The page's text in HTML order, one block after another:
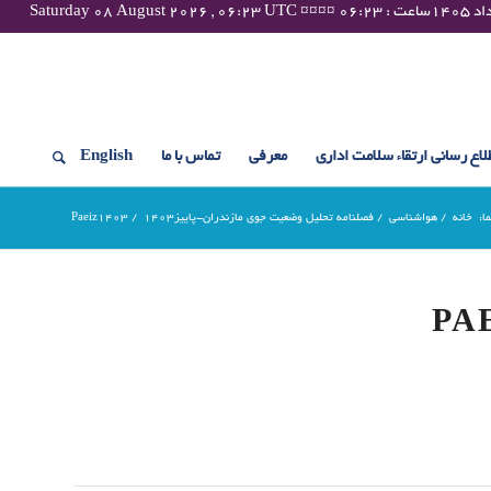
رسانی ارتقاء سلامت اداری معرفی تماس با ما English
خانه / هواشناسی / فصلنامه تحلیل وضعیت جوی مازندران-پاییز۱۴۰۳ /
Paeiz1403